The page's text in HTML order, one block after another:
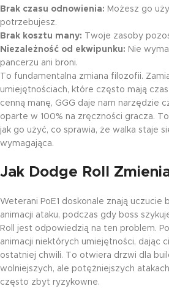
Brak czasu odnowienia: Możesz go
potrzebujesz.
Brak kosztu many: Twoje zasoby
Niezależność od ekwipunku: Nie
pancerzu ani broni.
To fundamentalna zmiana filozofii.
umiejętnościach, które często mają
cenną manę, GGG daje nam narzędzie
oparte w 100% na zręczności gracza.
jak go użyć, co sprawia, że walka staje
wymagająca.
Jak Dodge Roll
Weterani PoE1 doskonale znają uczucie
animacji ataku, podczas gdy boss
Roll jest odpowiedzią na ten problem.
animacji niektórych umiejętności, dając
ostatniej chwili. To otwiera drzwi dla
wolniejszych, ale potężniejszych
często zbyt ryzykowne.